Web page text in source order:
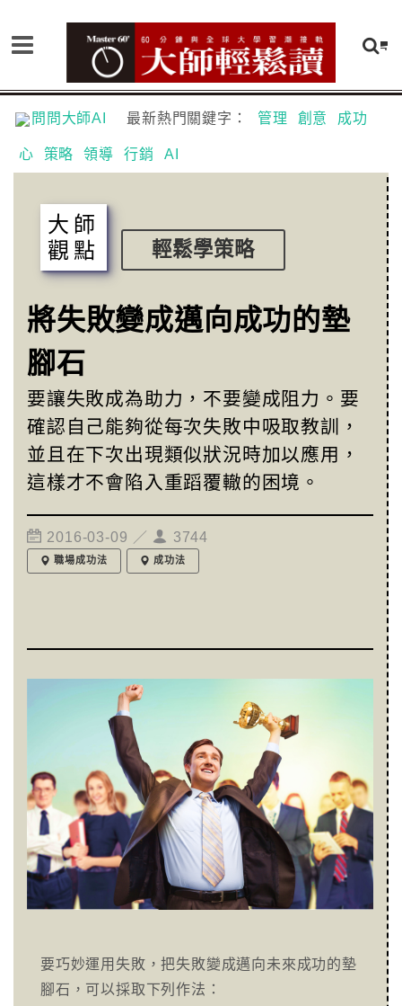
問問大師AI 最新熱門關鍵字： 管理 創意 成功
心 策略 領導 行銷 AI
大師
觀點
輕鬆學策略
將失敗變成邁向成功的墊
腳石
要讓失敗成為助力，不要變成阻力。要
確認自己能夠從每次失敗中吸取教訓，
並且在下次出現類似狀況時加以應用，
這樣才不會陷入重蹈覆轍的困境。
2016-03-09 ／ 3744
職場成功法 成功法
要巧妙運用失敗，把失敗變成邁向未來成功的墊
腳石，可以採取下列作法：